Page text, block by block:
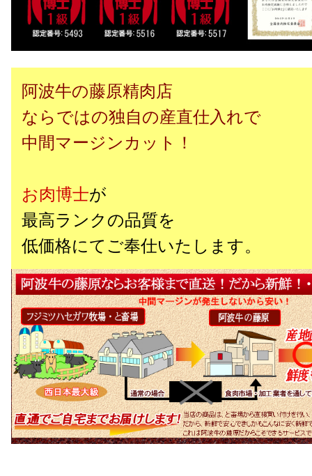
阿波牛の藤原精肉店
ならではの独自の産直仕入れで
中間マージンカット！
お肉博士が
最高ランクの品質を
低価格にてご奉仕いたします。